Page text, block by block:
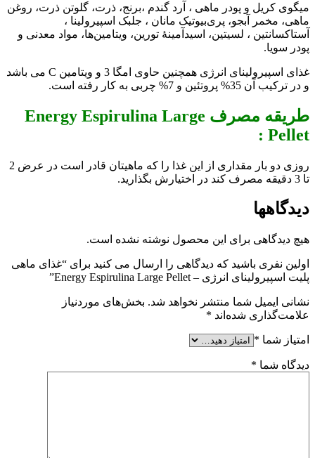
میگوی کریل و پودر ماهی ، آرد گندم ،برنج، ذرت، گلوتن ذرت، روغن
ماهی، مخمر آبجو، پری‌بیوتیک مانان ، جلبک اسپیرولینا ،
آستاکسانتین ، لسیتین، اسیدآمینۀ تورین، ویتامین‌ها، مواد معدنی و
پودر سویا.
غذای اسپیرولینای انرژی همچنین حاوی امگا 3 و ویتامین C می باشد
و در ترکیب آن 35% پروتئین و 7% چربی به کار رفته است.
طریقه مصرف Energy Espirulina Large
Pellet :
روزی دو بار مقداری از این غذا را که ماهیتان قادر است در عرض 2
تا 3 دقیقه مصرف کند در اختیارش بگذارید.
دیدگاهها
هیچ دیدگاهی برای این محصول نوشته نشده است.
اولین نفری باشید که دیدگاهی را ارسال می کنید برای “غذای ماهی
پلیت اسپیرولینای انرژی – Energy Espirulina Large Pellet”
نشانی ایمیل شما منتشر نخواهد شد. بخش‌های موردنیاز
علامت‌گذاری شده‌اند *
امتیاز شما *
دیدگاه شما *